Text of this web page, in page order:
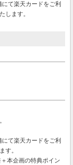
て楽天カードをご利
します。
て楽天カードをご利
す。
本企画の特典ポイン